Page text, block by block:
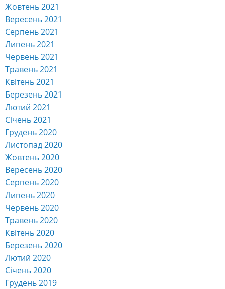
Жовтень 2021
Вересень 2021
Серпень 2021
Липень 2021
Червень 2021
Травень 2021
Квітень 2021
Березень 2021
Лютий 2021
Січень 2021
Грудень 2020
Листопад 2020
Жовтень 2020
Вересень 2020
Серпень 2020
Липень 2020
Червень 2020
Травень 2020
Квітень 2020
Березень 2020
Лютий 2020
Січень 2020
Грудень 2019